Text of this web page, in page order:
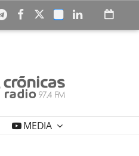
MEDIA